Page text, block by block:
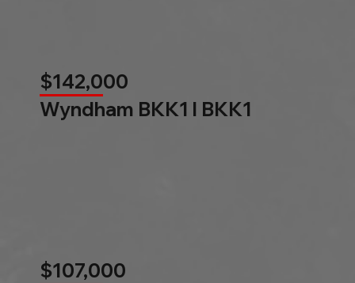
$142,000
Wyndham BKK1 l BKK1
$107,000